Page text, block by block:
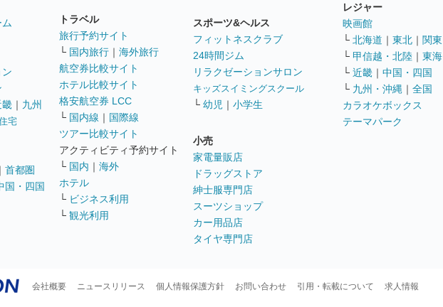
畿 ｜ 九州
宅
｜ 首都圏
国・四国
トラベル
旅行予約サイト
└ 国内旅行 ｜ 海外旅行
航空券比較サイト
ホテル比較サイト
格安航空券 LCC
└ 国内線 ｜ 国際線
ツアー比較サイト
アクティビティ予約サイト
└ 国内 ｜ 海外
ホテル
└ ビジネス利用
└ 観光利用
スポーツ&ヘルス
フィットネスクラブ
24時間ジム
リラクゼーションサロン
キッズスイミングスクール
└ 幼児 ｜ 小学生
小売
家電量販店
ドラッグストア
紳士服専門店
スーツショップ
カー用品店
タイヤ専門店
レジャー
映画館
└ 北海道 ｜ 東北 ｜ 関東
└ 甲信越・北陸 ｜ 東海
└ 近畿 ｜ 中国・四国
└ 九州・沖縄 ｜ 全国
カラオケボックス
テーマパーク
会社概要 ニュースリリース 個人情報保護方針 お問い合わせ 引用・転載について 求人情報